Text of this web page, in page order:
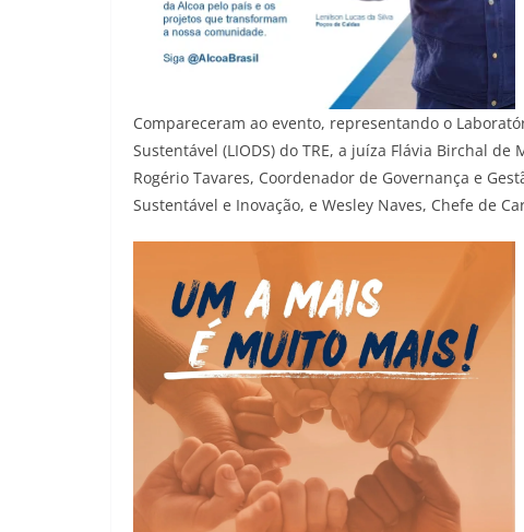
Compareceram ao evento, representando o
Sustentável (LIODS) do TRE, a juíza Flávia Birchal
Rogério Tavares, Coordenador de Governança e
Sustentável e Inovação, e Wesley Naves, Chefe de